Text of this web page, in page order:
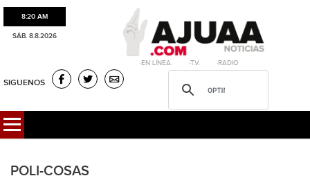
8:20 AM
SÁB. 8.8.2026
·EN LÍNEA. ·T.V. ·RADIO
SIGUENOS
POLI-COSAS